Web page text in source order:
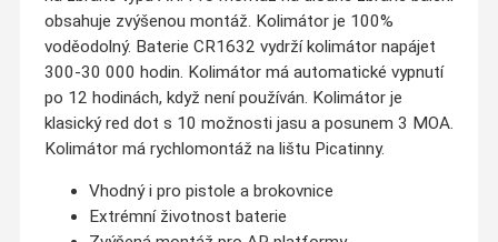
obsahuje zvýšenou montáž. Kolimátor je 100%
voděodolný. Baterie CR1632 vydrží kolimátor napájet
300-30 000 hodin. Kolimátor má automatické vypnutí
po 12 hodinách, když není používán. Kolimátor je
klasický red dot s 10 možnosti jasu a posunem 3 MOA.
Kolimátor má rychlomontáž na lištu Picatinny.
Vhodný i pro pistole a brokovnice
Extrémní životnost baterie